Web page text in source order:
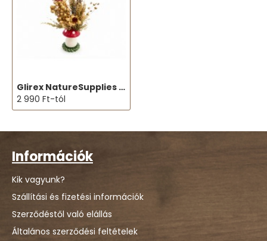
Glirex NatureSupplies - Kerámia szálaseledel tartó gomba
2 990 Ft-tól
Információk
Kik vagyunk?
Szállítási és fizetési információk
Szerződéstől való elállás
Általános szerződési feltételek